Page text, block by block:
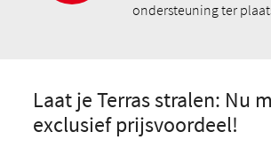
ondersteuning ter
Laat je Terras stralen: Nu
exclusief prijsvoordeel!